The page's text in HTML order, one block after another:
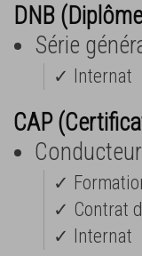
DNB
Série
✓ Internat
CAP
✓
✓ Contrat
✓ Internat